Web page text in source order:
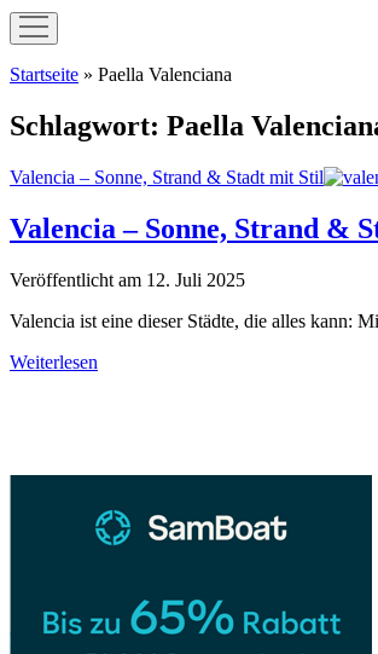
Menü
öffnen
Startseite » Paella Valenciana
Schlagwort: Paella
Valencia – Sonne, Strand & Stadt mit Stil
Valencia – Sonne, Strand &
Veröffentlicht am 12. Juli 2025
Valencia ist eine dieser Städte, die alles kann:
Weiterlesen
Stil